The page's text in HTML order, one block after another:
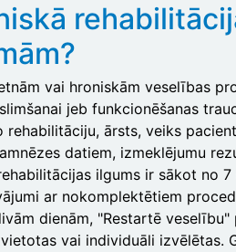
vai hroniskām veselības
jeb funkcionēšanas
ārsts, veiks
datiem, izmeklējumu
ilgums ir sākot no 7
ar nokomplektētiem
dienām, "Restartē veselību"
vai individuāli izvēlētas.